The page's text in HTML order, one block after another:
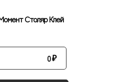
Столяр Клей
0₽